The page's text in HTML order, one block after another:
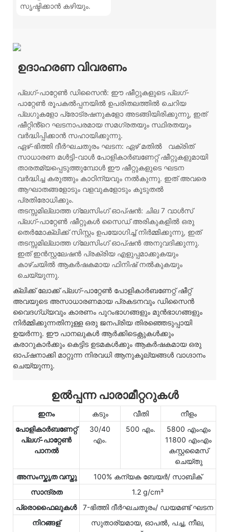
സൃഷ്ടിക്കാൻ കഴിയും.
ഉദാഹരണ വിവരണം
പ്ലഗ്-പാറ്റേൺ ഡിസൈൻ: ഈ ഷീറ്റുകളുടെ പ്ലഗ്-
പാറ്റേൺ രൂപകൽപ്പനയിൽ ഉപരിതലത്തിൽ ചെറിയ
പ്ലഗുകളോ പ്രോട്രഷനുകളോ അടങ്ങിയിരിക്കുന്നു, ഇത്
ഷീറ്റിൻ്റെ ഘടനാപരമായ സമഗ്രതയും സ്ഥിരതയും
വർദ്ധിപ്പിക്കാൻ സഹായിക്കുന്നു.
ഏഴ്-ഭിത്തി ദീർഘചതുരം ഘടന: ഏഴ് മതിൽ
വക്രിത്
സാധാരണ മൾട്ടി-വാൾ പോളികാർബണേറ്റ് ഷീറ്റുകളുമായി
താരതമ്യപ്പെടുത്തുമ്പോൾ ഈ ഷീറ്റുകളുടെ ഘടന
വർദ്ധിച്ച കരുത്തും കാഠിന്യവും നൽകുന്നു. ഇത് അവരെ
ആഘാതങ്ങളോടും വളവുകളോടും കൂടുതൽ
പ്രതിരോധിക്കും.
തടസ്സമില്ലാത്ത ഗ്ലേസിംഗ് ഓപ്ഷൻ: ചില 7 വാൾസ്
പ്ലഗ്-പാറ്റേൺ ഷീറ്റുകൾ സൈഡ് അരികുകളിൽ ഒരു
തെർമോക്ലിക്ക് സിസ്റ്റം ഉപയോഗിച്ച് നിർമ്മിക്കുന്നു, ഇത്
തടസ്സമില്ലാത്ത ഗ്ലേസിംഗ് ഓപ്ഷൻ അനുവദിക്കുന്നു.
ഇത് ഇൻസ്റ്റലേഷൻ പ്രക്രിയ എളുപ്പമാക്കുകയും
കാഴ്ചയിൽ ആകർഷകമായ ഫിനിഷ് നൽകുകയും
ചെയ്യുന്നു.
ക്ലിക്ക് ലോക്ക് പ്ലഗ്-പാറ്റേൺ പോളികാർബണേറ്റ് ഷീറ്റ്
അവയുടെ അസാധാരണമായ പ്രകടനവും ഡിസൈൻ
വൈദഗ്ധ്യവും കാരണം പുറംഭാഗങ്ങളും മുൻഭാഗങ്ങളും
നിർമ്മിക്കുന്നതിനുള്ള ഒരു ജനപ്രിയ തിരഞ്ഞെടുപ്പായി
ഉയർന്നു. ഈ പാനലുകൾ ആർക്കിടെക്റ്റുകൾക്കും
കരാറുകാർക്കും കെട്ടിട ഉടമകൾക്കും ആകർഷകമായ ഒരു
ഓപ്ഷനാക്കി മാറ്റുന്ന നിരവധി ആനുകൂല്യങ്ങൾ വാഗ്ദാനം
ചെയ്യുന്നു.
ഉൽപ്പന്ന പാരാമീറ്ററുകൾ
ഇനം കടും വീതി
നീളം
പോളികാർബണേറ്റ്
പ്ലഗ്-പാറ്റേൺ
പാനൽ
30/40
എം.
500 എം.
5800 എംഎം
11800 എംഎം
കസ്റ്റമൈസ്
ചെയ്തു
അസംസ്കൃത വസ്തു
100% കന്യക ബേയർ/ സാബിക്
സാന്ദ്രത
1.2 g/cm³
പ്രൊഫൈലുകൾ
7-ഭിത്തി ദീർഘചതുരം/ ഡയമണ്ട് ഘടന
നിറങ്ങള്
സുതാര്യമായ, ഓപൽ, പച്ച, നീല,